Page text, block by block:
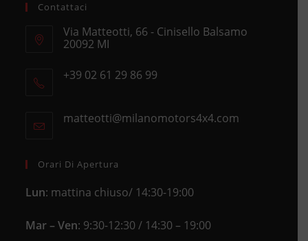
Contattaci
Via Matteotti, 66 - Cinisello Balsamo
20092 MI
in
+39 02 61 29 86 99
your
matteotti@milanomotors4x4.comOpens
Orari Di Apertura
Lun: mattina chiuso/ 14:30-19:00
Mar – Ven: 9:30-12:30 / 14:30 – 19:00